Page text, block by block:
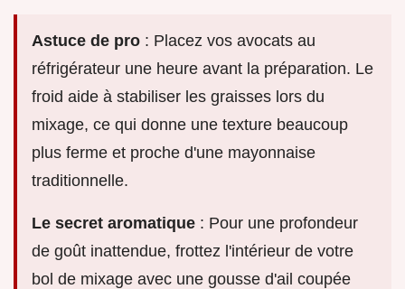
Astuce de pro : Placez vos avocats au
réfrigérateur une heure avant la préparation. Le
froid aide à stabiliser les graisses lors du
mixage, ce qui donne une texture beaucoup
plus ferme et proche d'une mayonnaise
traditionnelle.
Le secret aromatique : Pour une profondeur
de goût inattendue, frottez l'intérieur de votre
bol de mixage avec une gousse d'ail coupée